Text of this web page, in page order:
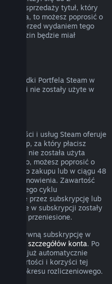
przedsprzedaży tytuł, który
to możesz poprosić o
przed wydaniem tego
2 godzin będzie miał
za środki Portfela Steam w
jeśli nie zostały użyte w
i usług Steam oferuje
dostęp, za który płacisz
nie została użyta
możesz poprosić o
zakupu lub w ciągu 48
odnowienia. Zawartość
obecnego cyklu
przez subskrypcję lub
w subskrypcji zostały
lub przeniesione.
aktywną subskrypcję w
swoich szczegółów konta. Po
będzie już automatycznie
zawartości i korzyści tej
okresu rozliczeniowego.